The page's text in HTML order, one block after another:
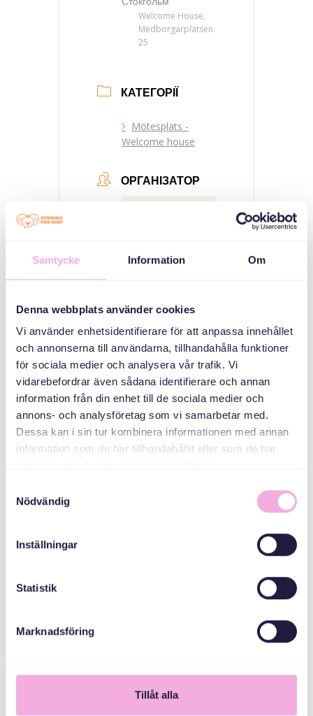
Samtycke Information Om
Denna webbplats använder cookies
Vi använder enhetsidentifierare för att anpassa innehållet
och annonserna till användarna, tillhandahålla funktioner
för sociala medier och analysera vår trafik. Vi
vidarebefordrar även sådana identifierare och annan
information från din enhet till de sociala medier och
annons- och analysföretag som vi samarbetar med.
Dessa kan i sin tur kombinera informationen med annan
information som du har tillhandahållit eller som de har
Nödvändig
Inställningar
Statistik
Marknadsföring
Tillåt alla
Welcome House,
Medborgarplatsen
25
КАТЕГОРІЇ
Mötesplats -
Welcome house
ОРГАНІЗАТОР
Email
bokningen@svenskamedbaby.se
СПІВОРГАНІЗАТОРИ